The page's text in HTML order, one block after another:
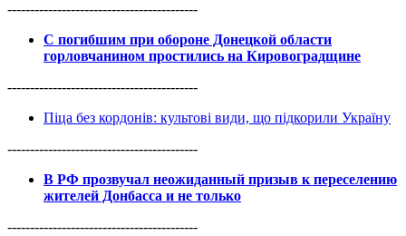
------------------------------------------
С погибшим при обороне Донецкой области
горловчанином простились на Кировоградщине
------------------------------------------
Піца без кордонів: культові види, що підкорили Україну
------------------------------------------
В РФ прозвучал неожиданный призыв к переселению
жителей Донбасса и не только
------------------------------------------